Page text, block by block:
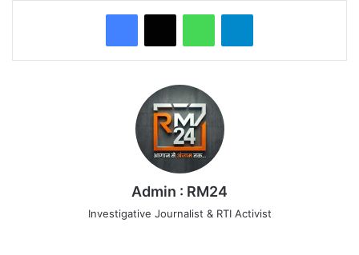
WhatsAppTelegram
Admin : RM24
Investigative Journalist & RTI Activist